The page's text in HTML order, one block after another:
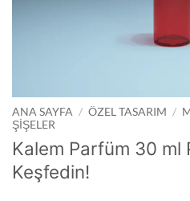
ANA SAYFA / ÖZEL TASARIM /
ŞIŞELER
Kalem Parfüm 30 ml
Keşfedin!